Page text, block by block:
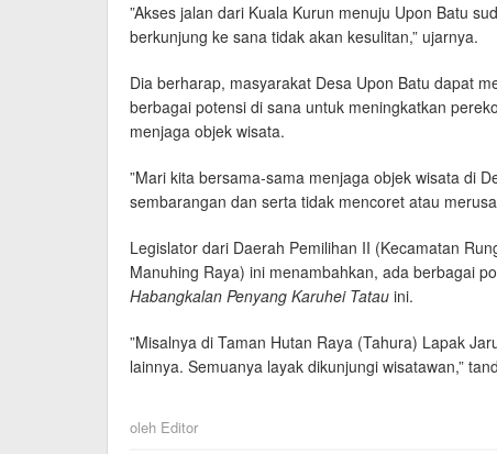
”Akses jalan dari Kuala Kurun menuju Upon Batu
berkunjung ke sana tidak akan kesulitan,” ujarnya.
Dia berharap, masyarakat Desa Upon Batu dapat
berbagai potensi di sana untuk meningkatkan
menjaga objek wisata.
”Mari kita bersama-sama menjaga objek wisata di
sembarangan dan serta tidak mencoret atau
Legislator dari Daerah Pemilihan II (Kecamatan
Manuhing Raya) ini menambahkan, ada berbagai
Habangkalan Penyang Karuhei Tatau ini.
”Misalnya di Taman Hutan Raya (Tahura) Lapak
lainnya. Semuanya layak dikunjungi wisatawan,”
oleh Editor